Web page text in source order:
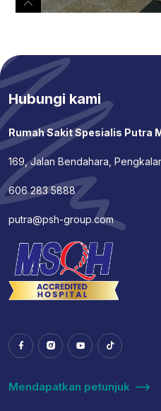
Hubungi kami
Rumah Sakit Spesialis Putra
169, Jalan Bendahara,
606 283 5888
putra@psh-group.com
Mendapatkan petunjuk